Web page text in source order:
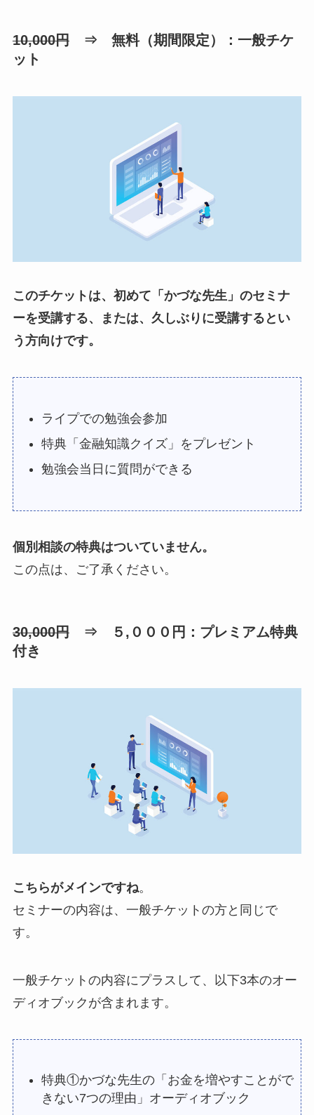
10,000円⇒ 無料（期間限定）：一般チケ
ット
このチケットは、初めて「かづな先生」のセミナ
ーを受講する、または、久しぶりに受講するとい
う方向けです。
ライプでの勉強会参加
特典「金融知識クイズ」をプレゼント
勉強会当日に質問ができる
個別相談の特典はついていません。
この点は、ご了承ください。
30,000円⇒ ５,０００円：プレミアム特典
付き
こちらがメインですね。
セミナーの内容は、一般チケットの方と同じで
す。
一般チケットの内容にプラスして、以下3本のオー
ディオブックが含まれます。
特典①かづな先生の「お金を増やすことがで
きない7つの理由」オーディオブック